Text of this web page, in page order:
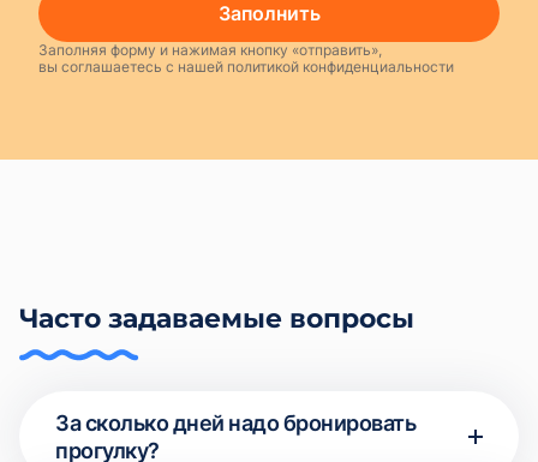
Заполнить
Заполняя форму и нажимая кнопку «отправить»,
вы соглашаетесь с нашей политикой конфиденциальности
Часто задаваемые вопросы
За сколько дней надо бронировать
прогулку?